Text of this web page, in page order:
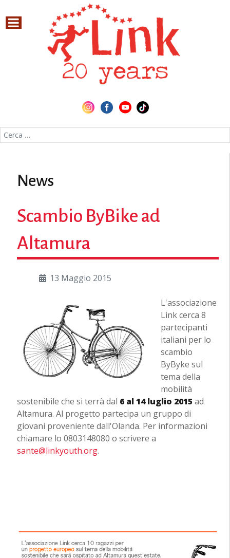
Cerca nel sito
News
Scambio ByBike ad
Altamura
13 Maggio 2015
L'associazione
Link cerca 8
partecipanti
italiani per lo
scambio
ByByke sul
tema della
mobilità
sostenibile che si terrà dal 6 al 14 luglio 2015 ad
Altamura. Al progetto partecipa un gruppo di
giovani proveniente dall'Olanda. Per informazioni
chiamare lo 0803148080 o scrivere a
sante@linkyouth.org.